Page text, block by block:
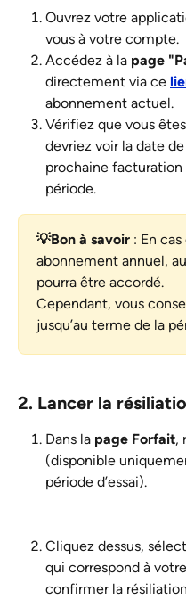
Ouvrez votre
vous à votre compte.
Accédez à la page
directement via ce
abonnement actuel.
Vérifiez que vous
devriez voir la date
prochaine
période.
💡Bon à savoir : En
abonnement annuel,
pourra être accordé.
Cependant, vous
jusqu’au terme de la
2. Lancer la
Dans la page Forfait,
(disponible
période d’essai).
Cliquez dessus,
qui correspond à
confirmer la résiliation